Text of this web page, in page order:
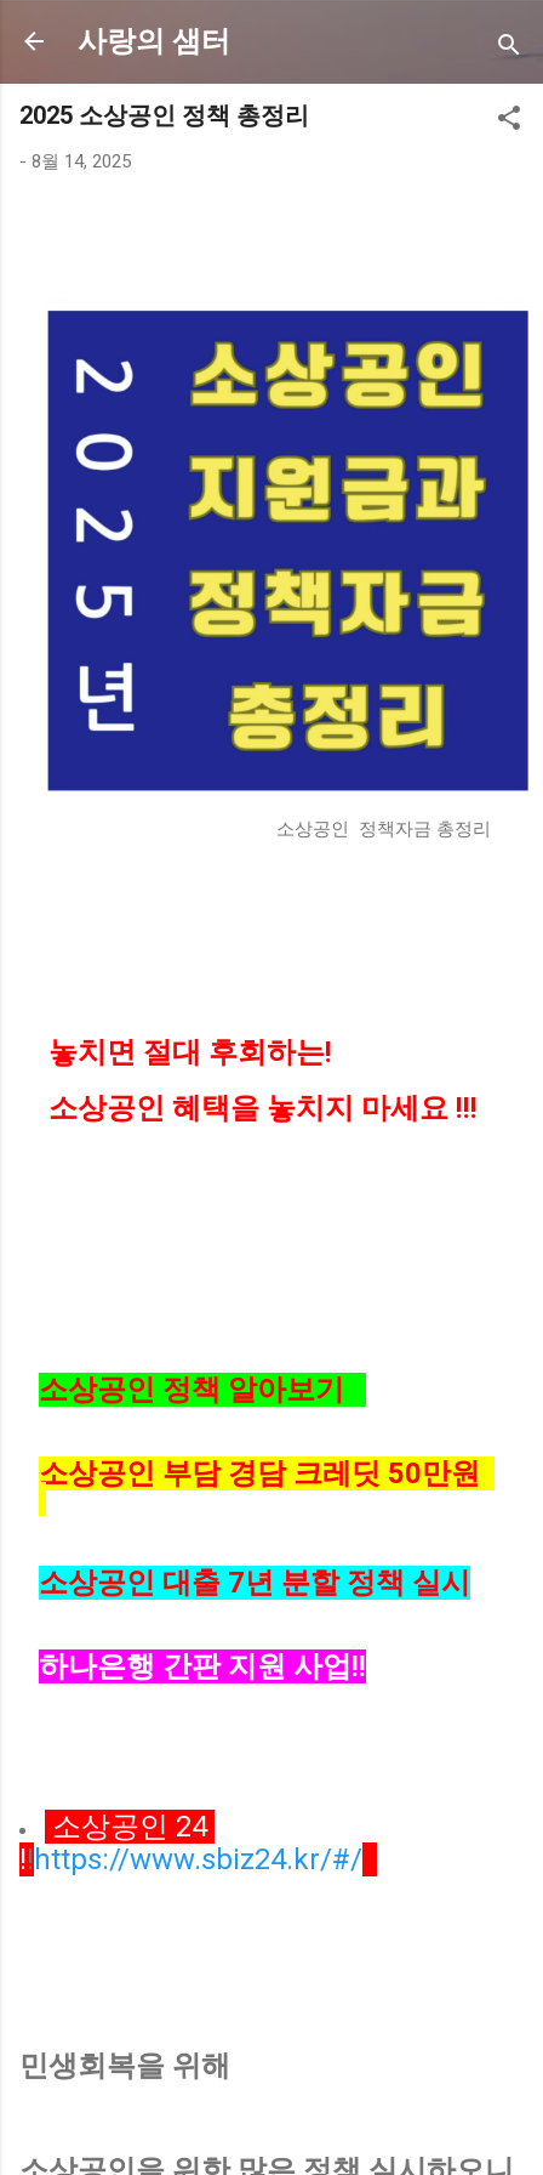
사랑의 샘터
2025 소상공인 정책 총정리
- 8월 14, 2025
소상공인 정책자금 총정리
놓치면 절대 후회하는!
소상공인 혜택을 놓치지 마세요 !!!
소상공인 정책 알아보기
소상공인 부담 경담 크레딧 50만원
소상공인 대출 7년 분할 정책 실시
하나은행 간판 지원 사업!!
소상공인 24
!!https://www.sbiz24.kr/#/
민생회복을 위해